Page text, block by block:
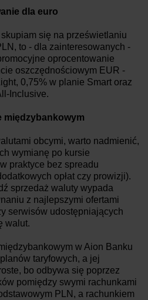
dla euro
się na prześwietlaniu
to - dla zainteresowanych -
oprocentowanie
oszczędnościowym EUR -
0,75% w planie Smart oraz
Inclusive.
międzybankowym
obcymi, warto nadmienić,
wymianę po kursie
praktyce bez spreadu
opłat czy prowizji).
sprzedaż waluty wypada
z najlepszymi ofertami
serwisów udostępniających
walut.
w Aion Banku
taryfowych, a jej
bo odbywa się poprzez
pomiędzy swymi rachunkami
PLN, a rachunkiem